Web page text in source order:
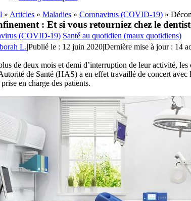
» Articles» Maladies» Coronavirus (COVID-19)»
: Et si vous retourniez chez le
(COVID-19) Santé au quotidien (maux quotidiens)
L.|Publié le : 12 juin 2020|Dernière mise à jour : 14
de deux mois et demi d’interruption de leur activité,
de Santé (HAS) a en effet travaillé de concert avec
en charge des patients.